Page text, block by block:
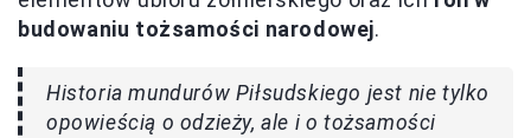
budowaniu tożsamości narodowej.
Historia mundurów Piłsudskiego jest nie tylko
opowieścią o odzieży, ale i o tożsamości